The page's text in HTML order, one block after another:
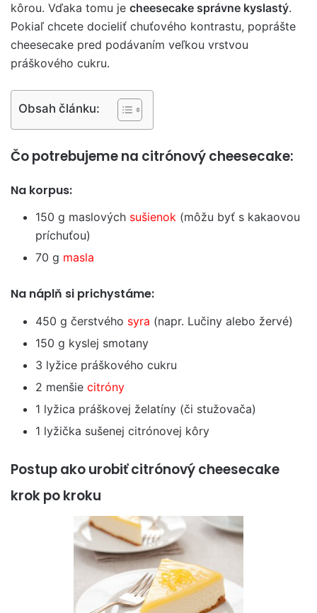
kôrou. Vďaka tomu je cheesecake správne kyslastý.
Pokiaľ chcete docieliť chuťového kontrastu, poprášte
cheesecake pred podávaním veľkou vrstvou
práškového cukru.
Obsah článku:
Čo potrebujeme na citrónový cheesecake:
Na korpus:
150 g maslových sušienok (môžu byť s kakaovou
príchuťou)
70 g masla
Na náplň si prichystáme:
450 g čerstvého syra (napr. Lučiny alebo žervé)
150 g kyslej smotany
3 lyžice práškového cukru
2 menšie citróny
1 lyžica práškovej želatíny (či stužovača)
1 lyžička sušenej citrónovej kôry
Postup ako urobiť citrónový cheesecake
krok po kroku